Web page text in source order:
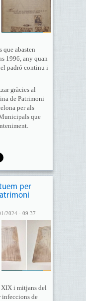
que abasten
1996, any quan
padró continu i
gràcies al
de Patrimoni
per als
que
per
2024 - 09:37
XIX i mitjans del
infeccions de